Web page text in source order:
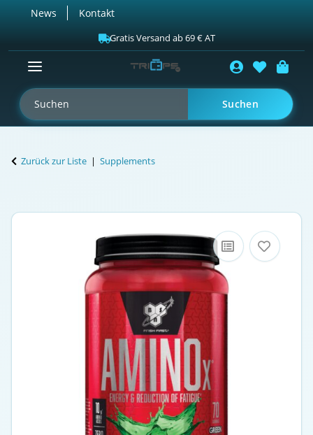
News Kontakt
Gratis Versand ab 69 € AT
Suchen
Zurück zur Liste Supplements